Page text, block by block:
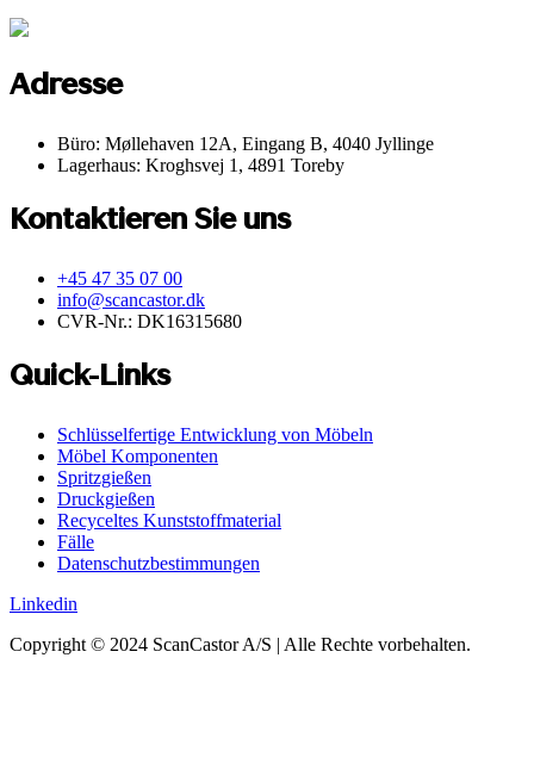
Adresse
Büro: Møllehaven 12A, Eingang B, 4040 Jyllinge
Lagerhaus: Kroghsvej 1, 4891 Toreby
Kontaktieren Sie uns
+45 47 35 07 00
info@scancastor.dk
CVR-Nr.: DK16315680
Quick-Links
Schlüsselfertige Entwicklung von Möbeln
Möbel Komponenten
Spritzgießen
Druckgießen
Recyceltes Kunststoffmaterial
Fälle
Datenschutzbestimmungen
Linkedin
Copyright © 2024 ScanCastor A/S | Alle Rechte vorbehalten.